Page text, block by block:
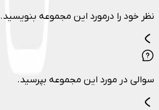
نظر خود را درمورد این مجموعه بنویسید.
سوالی در مورد این مجموعه بپرسید.